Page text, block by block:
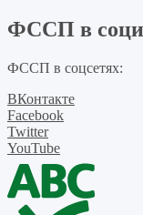
ФССП в
ФССП в соцсетях:
ВКонтакте
Facebook
Twitter
YouTube